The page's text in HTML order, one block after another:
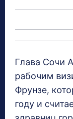
Глава Сочи
рабочим
Фрунзе,
году и